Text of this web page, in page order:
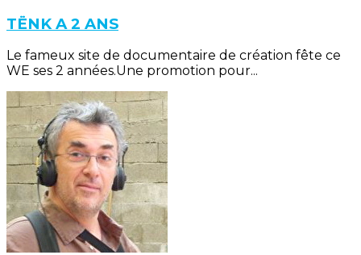
TËNK A 2 ANS
Le fameux site de documentaire de création fête ce
WE ses 2 années.Une promotion pour...